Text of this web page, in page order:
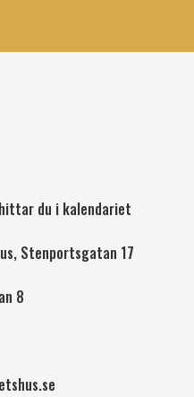
du i kalendariet
Stenportsgatan 17
8